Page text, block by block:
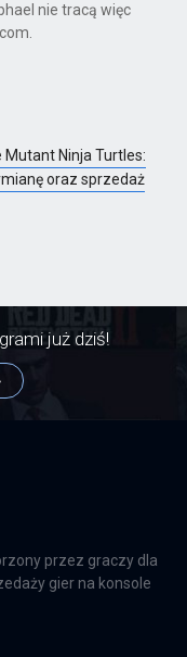
nie tracą więc
Mutant Ninja Turtles:
oraz sprzedaż
już dziś!
przez graczy dla
gier na konsole